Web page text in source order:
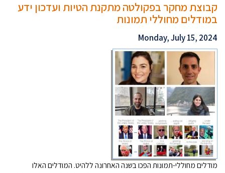
קבוצת מחקר בפקולטה מתקנת הטיות ועדכון ידע
במודלים מחוללי תמונות
Monday, July 15, 2024
מודלים מחוללי-תמונות הפכו בשנה האחרונה ללהיט. המודלים האלו